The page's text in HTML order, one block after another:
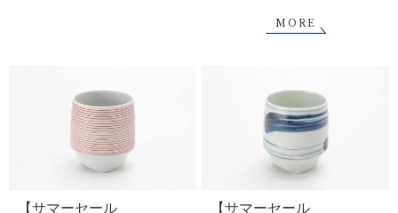
MORE
【サマーセール 【サマーセール